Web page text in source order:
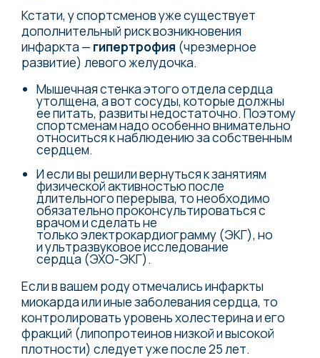
Кстати, у спортсменов уже существует
дополнительный риск возникновения
инфаркта — гипертрофия (чрезмерное
развитие) левого желудочка.
Мышечная стенка этого отдела сердца
утолщена, а вот сосуды, которые должны
ее питать, развиты недостаточно. Поэтому
спортсменам надо особенно внимательно
относиться к наблюдению за собственным
сердцем.
И если вы решили вернуться к занятиям
физической активностью после
длительного перерыва, то необходимо
обязательно проконсультироваться с
врачом и сделать не
только электрокардиограмму (ЭКГ), но
и ультразвуковое исследование
сердца (ЭХО-ЭКГ).
Если в вашем роду отмечались инфаркты
миокарда или иные заболевания сердца, то
контролировать уровень холестерина и его
фракций (липопротеинов низкой и высокой
плотности) следует уже после 25 лет.